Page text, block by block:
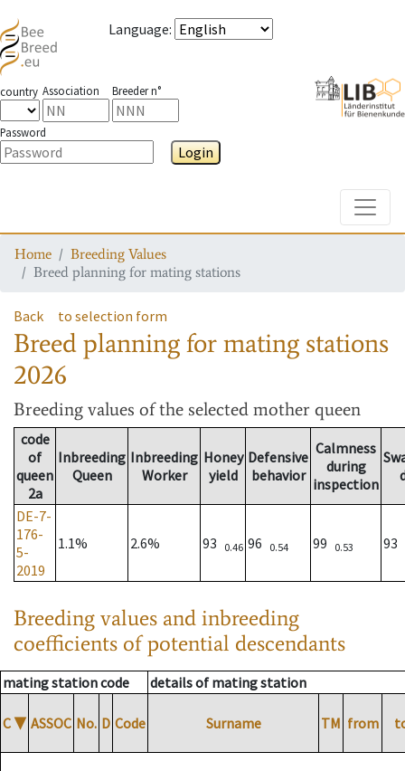
Language:
country Association Breeder n°
Password
Login
Home
Breeding Values
Breed planning for mating stations
Back to selection form
Breed planning for mating stations
2026
Breeding values of the selected mother queen
code
of
queen
2a
Inbreeding
Queen
Inbreeding
Worker
Honey
yield
Defensive
behavior
Calmness
during
inspection
DE-7-
176-
5-
2019
1.1% 2.6% 93 0.46 96 0.54 99 0.53 93
Breeding values and inbreeding
coefficients of potential descendants
mating station code details of mating station
C ▼ ASSOC No. D Code Surname TM from